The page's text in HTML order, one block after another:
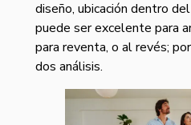
diseño, ubicación dentro
puede ser excelente para
para reventa, o al revés;
dos análisis.